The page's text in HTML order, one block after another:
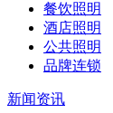
餐饮照明
酒店照明
公共照明
品牌连锁
新闻资讯